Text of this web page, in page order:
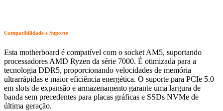
Compatibilidade e Suporte
Esta motherboard é compatível com o socket AM5, suportando
processadores AMD Ryzen da série 7000. É otimizada para a
tecnologia DDR5, proporcionando velocidades de memória
ultrarrápidas e maior eficiência energética. O suporte para PCIe 5.0
em slots de expansão e armazenamento garante uma largura de
banda sem precedentes para placas gráficas e SSDs NVMe de
última geração.